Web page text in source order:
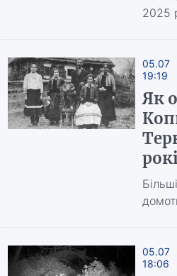
2025
05.07
19:19
Як
05.07
18:06